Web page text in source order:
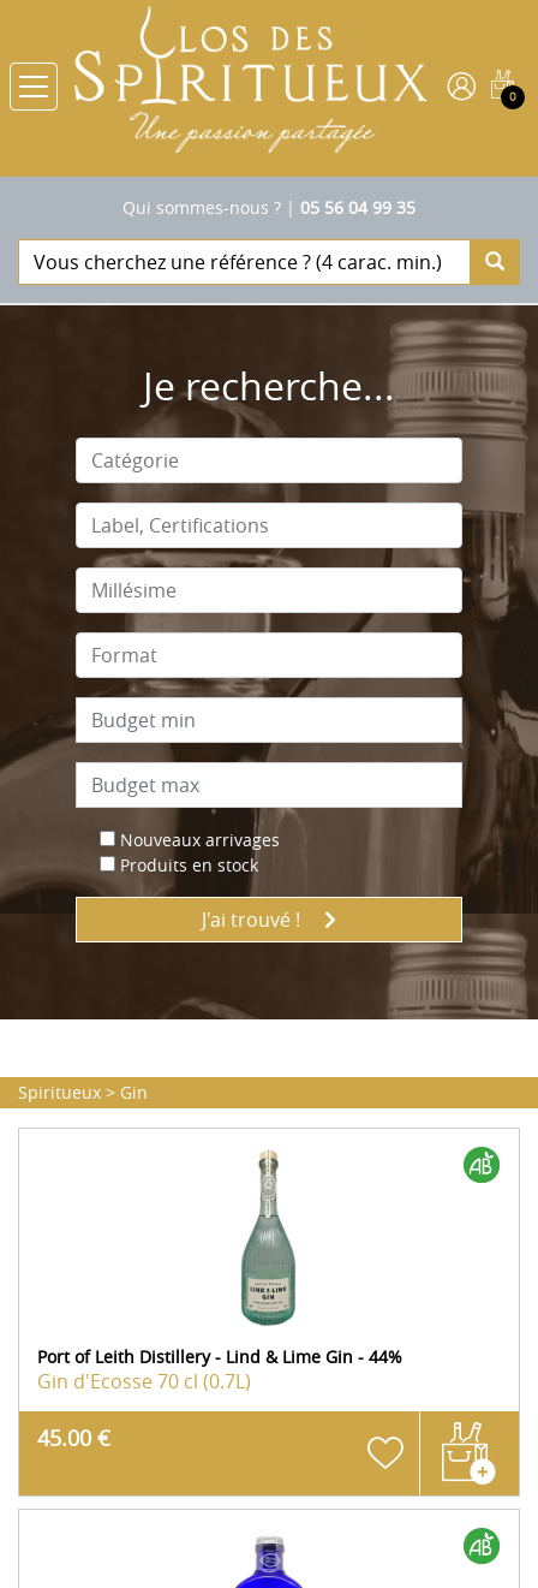
0
Qui sommes-nous ? | 05 56 04 99 35
Je recherche...
Nouveaux arrivages
Produits en stock
J'ai trouvé !
Spiritueux > Gin
Port of Leith Distillery - Lind & Lime Gin - 44%
Gin d'Ecosse70 cl (0.7L)
45.00 €